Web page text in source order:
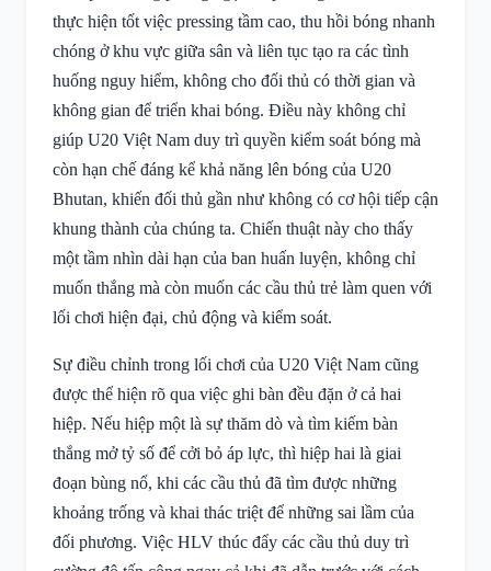
thực hiện tốt việc pressing tầm cao, thu hồi bóng nhanh
chóng ở khu vực giữa sân và liên tục tạo ra các tình
huống nguy hiểm, không cho đối thủ có thời gian và
không gian để triển khai bóng. Điều này không chỉ
giúp U20 Việt Nam duy trì quyền kiểm soát bóng mà
còn hạn chế đáng kể khả năng lên bóng của U20
Bhutan, khiến đối thủ gần như không có cơ hội tiếp cận
khung thành của chúng ta. Chiến thuật này cho thấy
một tầm nhìn dài hạn của ban huấn luyện, không chỉ
muốn thắng mà còn muốn các cầu thủ trẻ làm quen với
lối chơi hiện đại, chủ động và kiểm soát.
Sự điều chỉnh trong lối chơi của U20 Việt Nam cũng
được thể hiện rõ qua việc ghi bàn đều đặn ở cả hai
hiệp. Nếu hiệp một là sự thăm dò và tìm kiếm bàn
thắng mở tỷ số để cởi bỏ áp lực, thì hiệp hai là giai
đoạn bùng nổ, khi các cầu thủ đã tìm được những
khoảng trống và khai thác triệt để những sai lầm của
đối phương. Việc HLV thúc đẩy các cầu thủ duy trì